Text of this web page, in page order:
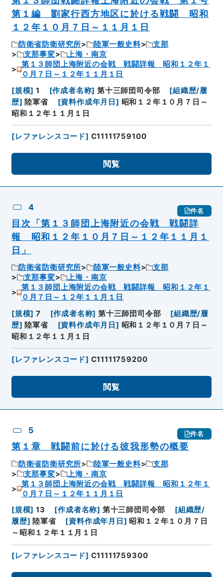
第１編 劉家行西方地区に於ける戦闘 昭和
１２年１０月７日～１１月１日
防衛省防衛研究所 陸軍一般史料
支那
支那事変
上海・南京
第１３師団上海附近の会戦 戦闘詳報 昭和１２年１
０月７日～１２年１１月１日
[規模] 1 [作成者名称] 第十三師団司令部 [組織歴/履
歴] 陸軍省 [資料作成年月日] 昭和１２年１０月７日～
昭和１２年１１月１日
[レファレンスコード] C11111759100
閲覧
4 件名
目次「第１３師団上海附近の会戦 戦闘詳
報 昭和１２年１０月７日～１２年１１月１
日」
防衛省防衛研究所 陸軍一般史料
支那
支那事変
上海・南京
第１３師団上海附近の会戦 戦闘詳報 昭和１２年１
０月７日～１２年１１月１日
[規模] 7 [作成者名称] 第十三師団司令部 [組織歴/履
歴] 陸軍省 [資料作成年月日] 昭和１２年１０月７日～
昭和１２年１１月１日
[レファレンスコード] C11111759200
閲覧
5 件名
第１章 戦闘前に於ける彼我形勢の概要
防衛省防衛研究所 陸軍一般史料
支那
支那事変
上海・南京
第１３師団上海附近の会戦 戦闘詳報 昭和１２年１
０月７日～１２年１１月１日
[規模] 13 [作成者名称] 第十三師団司令部 [組織歴/
履歴] 陸軍省 [資料作成年月日 ] 昭和１２年１０月７日
～昭和１２年１１月１日
[レファレンスコード] C11111759300